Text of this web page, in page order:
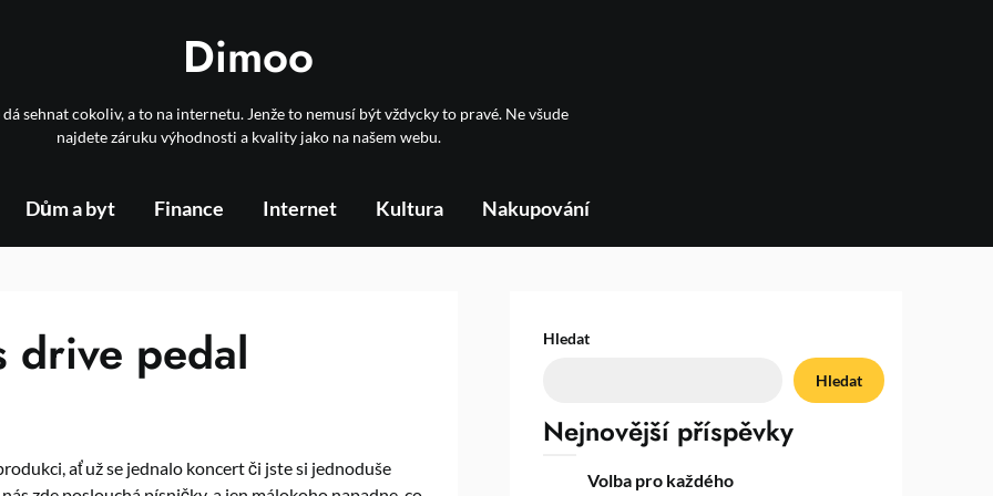
Dimoo
dá sehnat cokoliv, a to na internetu. Jenže to nemusí být vždycky to pravé. Ne všude
najdete záruku výhodnosti a kvality jako na našem webu.
Dům a byt Finance Internet Kultura Nakupování
drive pedal
ať už se jednalo koncert či jste si jednoduše
Hledat
Hledat
Nejnovější příspěvky
Volba pro každého